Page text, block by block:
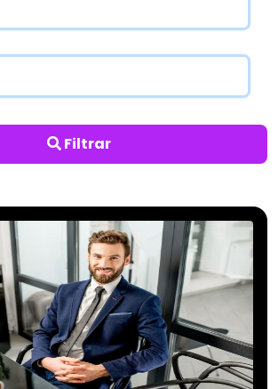
Filtrar